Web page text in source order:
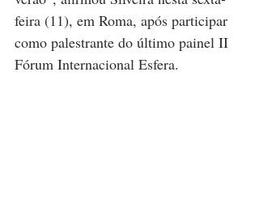
feira (11), em Roma, após participar
como palestrante do último painel II
Fórum Internacional Esfera.